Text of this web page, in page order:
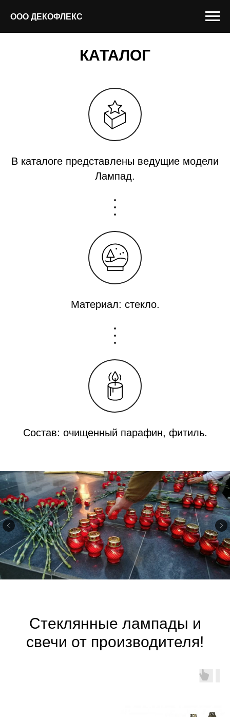
ООО ДЕКОФЛЕКС
КАТАЛОГ
В каталоге представлены ведущие модели
Лампад.
Материал: стекло.
Состав: очищенный парафин, фитиль.
Стеклянные лампады и
свечи от производителя!